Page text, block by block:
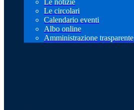
Le notizie
Le circolari
Calendario eventi
Albo online
Amministrazione trasparente